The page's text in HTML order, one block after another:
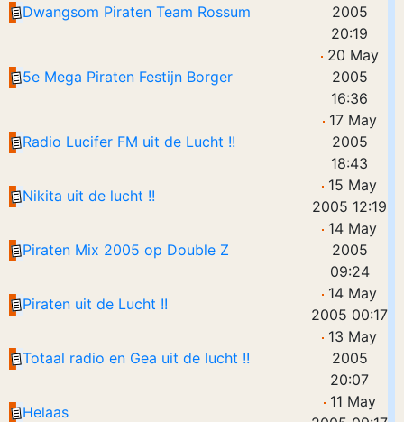
Dwangsom Piraten Team Rossum
2005
20:19
5e Mega Piraten Festijn Borger
20 May
2005
16:36
Radio Lucifer FM uit de Lucht !!
17 May
2005
18:43
Nikita uit de lucht !!
15 May
2005 12:19
Piraten Mix 2005 op Double Z
14 May
2005
09:24
Piraten uit de Lucht !!
14 May
2005 00:17
Totaal radio en Gea uit de lucht !!
13 May
2005
20:07
Helaas
11 May